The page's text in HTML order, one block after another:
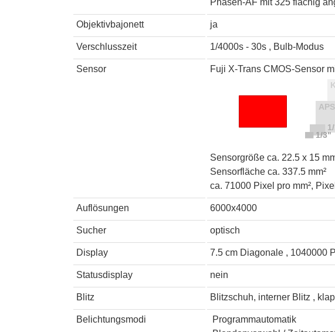
Phasen-AF mit 325 flächig
Objektivbajonett ja
Verschlusszeit 1/4000s - 30s , Bulb-Modus
Sensor Fuji X-Trans CMOS-Sensor
Sensorgröße ca. 22.5 x 15
Sensorfläche ca. 337.5 mm²
ca. 71000 Pixel pro mm²,
Auflösungen 6000x4000
Sucher optisch
Display 7.5 cm Diagonale , 1040000
Statusdisplay nein
Blitz Blitzschuh, interner Blitz ,
Belichtungsmodi
Programmautomatik